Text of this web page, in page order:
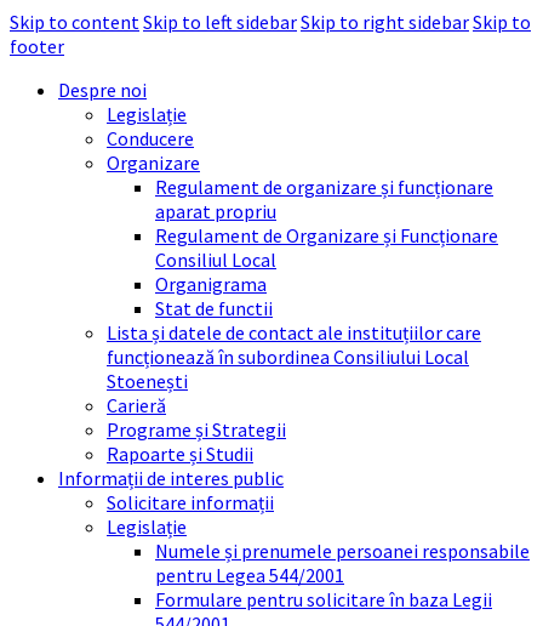
Skip to contentSkip to left sidebarSkip to right sidebarSkip to
footer
Despre noi
Legislație
Conducere
Organizare
Regulament de organizare și funcționare
aparat propriu
Regulament de Organizare și Funcționare
Consiliul Local
Organigrama
Stat de functii
Lista și datele de contact ale instituțiilor care
funcționează în subordinea Consiliului Local
Stoenești
Carieră
Programe și Strategii
Rapoarte și Studii
Informații de interes public
Solicitare informații
Legislație
Numele și prenumele persoanei responsabile
pentru Legea 544/2001
Formulare pentru solicitare în baza Legii